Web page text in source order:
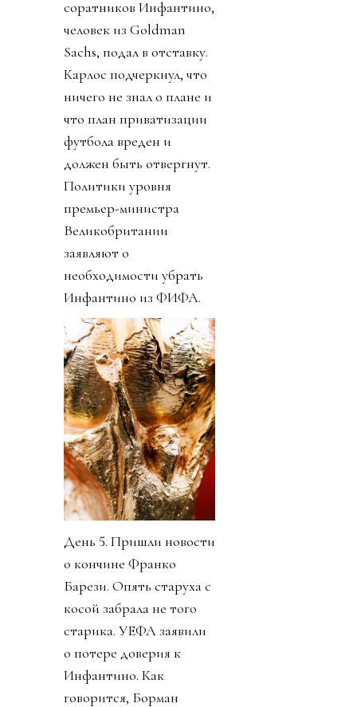
соратников Инфантино,
человек из Goldman
Sachs, подал в отставку.
Карлос подчеркнул, что
ничего не знал о плане и
что план приватизации
футбола вреден и
должен быть отвергнут.
Политики уровня
премьер-министра
Великобритании
заявляют о
необходимости убрать
Инфантино из ФИФА.
День 5. Пришли новости
о кончине Франко
Барези. Опять старуха с
косой забрала не того
старика. УЕФА заявили
о потере доверия к
Инфантино. Как
говорится, Борман